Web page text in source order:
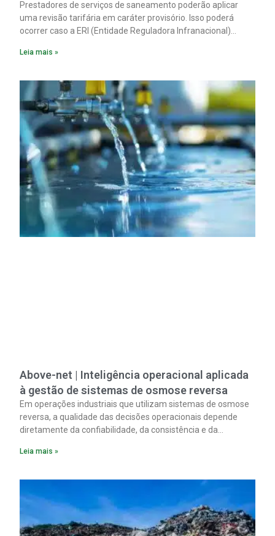
Prestadores de serviços de saneamento poderão aplicar
uma revisão tarifária em caráter provisório. Isso poderá
ocorrer caso a ERI (Entidade Reguladora Infranacional)
de reequilíbrio econômico-financeiro decorrente de
Leia mais »
Above-net | Inteligência operacional aplicada
à gestão de sistemas de osmose reversa
Em operações industriais que utilizam sistemas de osmose
reversa, a qualidade das decisões operacionais depende
diretamente da confiabilidade, da consistência e da
Leia mais »